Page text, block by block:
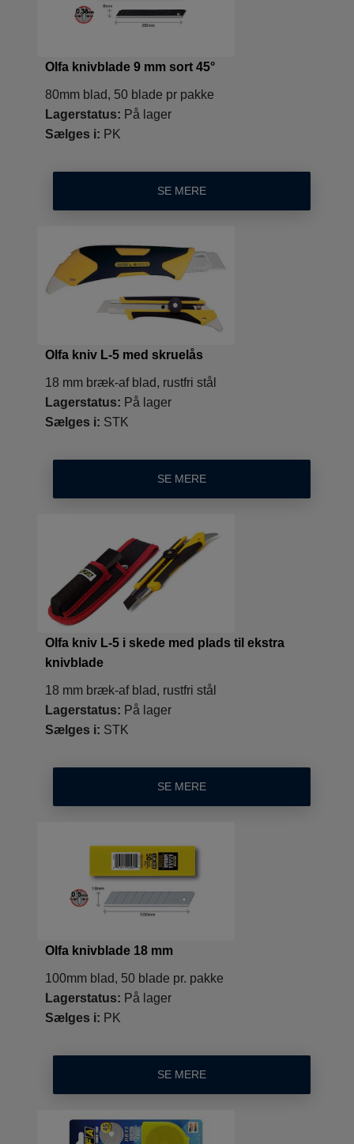
Olfa knivblade 9 mm sort 45°
80mm blad, 50 blade pr pakke
Lagerstatus: På lager
Sælges i: PK
SE MERE
Olfa kniv L-5 med skruelås
18 mm bræk-af blad, rustfri stål
Lagerstatus: På lager
Sælges i: STK
SE MERE
Olfa kniv L-5 i skede med plads til ekstra
knivblade
18 mm bræk-af blad, rustfri stål
Lagerstatus: På lager
Sælges i: STK
SE MERE
Olfa knivblade 18 mm
100mm blad, 50 blade pr. pakke
Lagerstatus: På lager
Sælges i: PK
SE MERE